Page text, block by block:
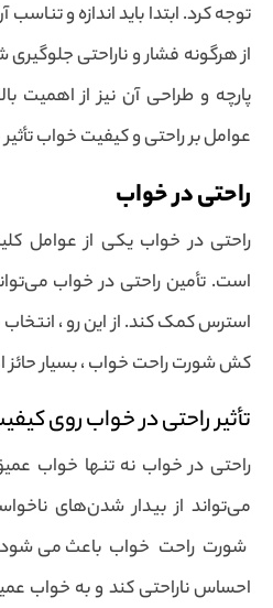
توجه کرد. ابتدا باید اندازه و
از هرگونه فشار و ناراحتی
پارچه و طراحی آن نیز از اهمیت
عوامل بر راحتی و کیفیت خواب
راحتی در خواب
راحتی در خواب یکی از عوامل
است. تأمین راحتی در خواب
استرس کمک کند. از این رو ،
کش شورت راحت خواب ، بسیار
تأثیر راحتی در خواب روی
راحتی در خواب نه تنها خواب
می‌تواند از بیدار شدن‌های
شورت راحت خواب باعث می‌شود
احساس ناراحتی کند و به خواب